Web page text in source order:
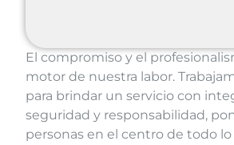
El compromiso y el
motor de nuestra labor.
para brindar un servicio con
seguridad y responsabilidad,
personas en el centro de todo